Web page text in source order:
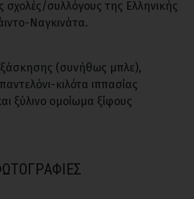
σχολές/συλλόγους της Ελληνικής
Ναγκινάτα.
(συνήθως μπλε),
κιλότα ιππασίας
ξύλινο ομοίωμα ξίφους